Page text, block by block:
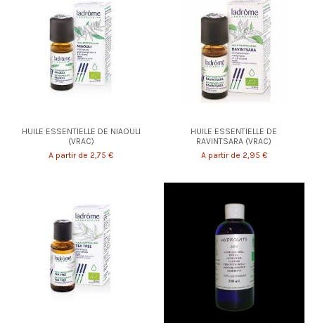
HUILE ESSENTIELLE DE NIAOULI
(VRAC)
A partir de 2,75 €
HUILE ESSENTIELLE DE
RAVINTSARA (VRAC)
A partir de 2,95 €